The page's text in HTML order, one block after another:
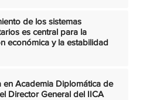
de los sistemas
es central para la
económica y la estabilidad
en Academia Diplomática de
Director General del IICA